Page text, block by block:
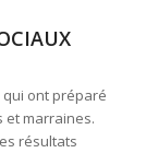
ont préparé
et marraines.
résultats